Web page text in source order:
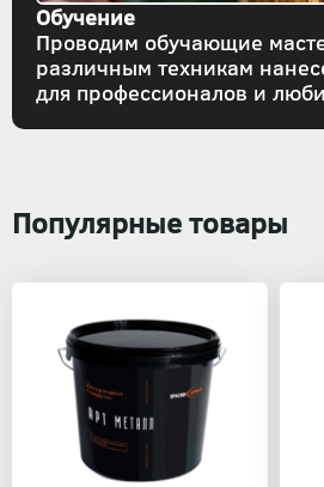
Обучение
Проводим обучающие
различным техникам
для профессионалов и
Популярные товары